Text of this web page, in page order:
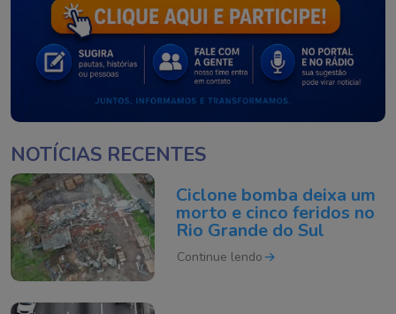
NOTÍCIAS RECENTES
Ciclone bomba deixa um
morto e cinco feridos no
Rio Grande do Sul
Continue lendo